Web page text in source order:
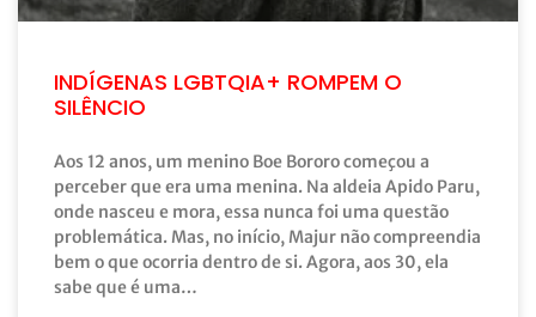
INDÍGENAS LGBTQIA+ ROMPEM O
SILÊNCIO
Aos 12 anos, um menino Boe Bororo começou a
perceber que era uma menina. Na aldeia Apido Paru,
onde nasceu e mora, essa nunca foi uma questão
problemática. Mas, no início, Majur não compreendia
bem o que ocorria dentro de si. Agora, aos 30, ela
sabe que é uma…